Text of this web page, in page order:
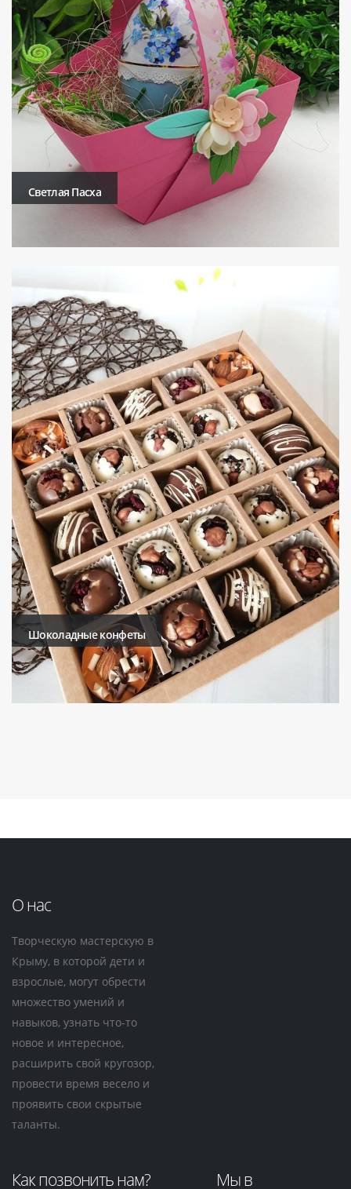
Светлая Пасха
Шоколадные конфеты
О нас
Творческую мастерскую в
Крыму, в которой дети и
взрослые, могут обрести
множество умений и
навыков, узнать что-то
новое и интересное,
расширить свой кругозор,
провести время весело и
проявить свои скрытые
таланты.
Как позвонить нам? Мы в